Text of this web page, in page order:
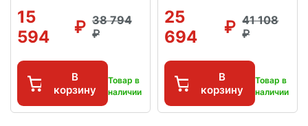
15
594
38 794
В
корзину
Товар в
наличии
25
694
41 108
В
корзину
Товар в
наличии